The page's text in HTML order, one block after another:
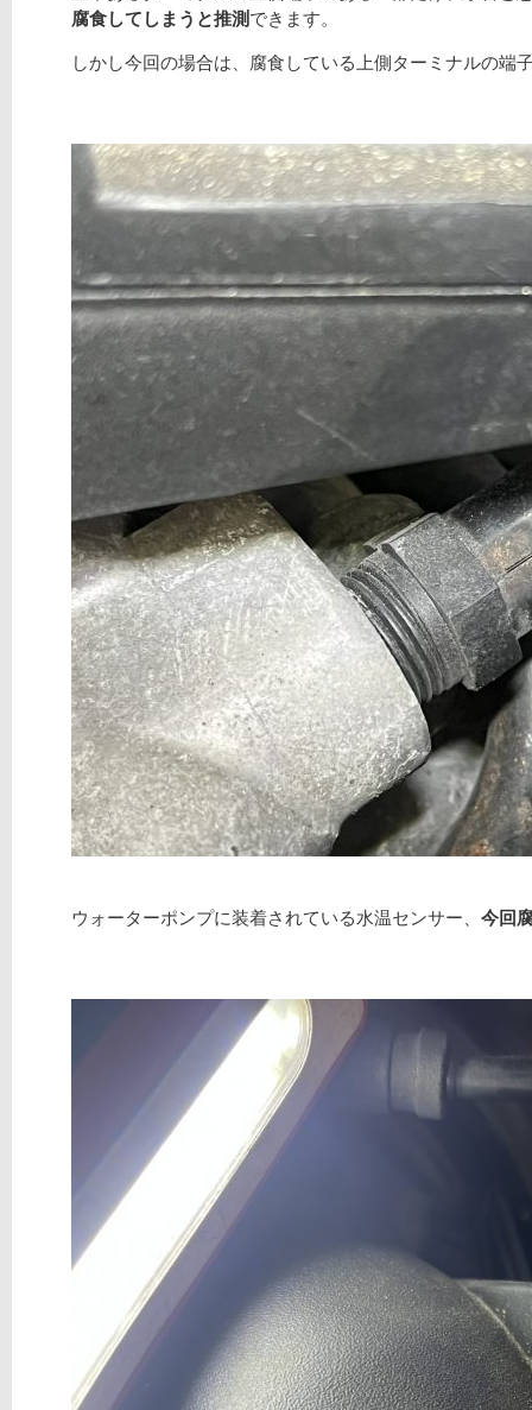
腐食してしまうと推測できます。
しかし今回の場合は、腐食している上側ターミナルの端
ウォーターポンプに装着されている水温センサー、 今回